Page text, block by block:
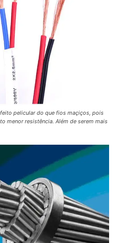
pelicular do que fios maçiços, pois
menor resistência. Além de serem mais